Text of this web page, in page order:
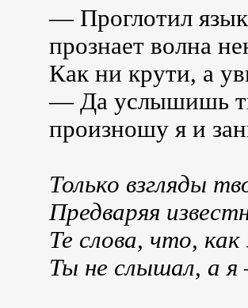
— Проглотил
прознает волна
Как ни крути, а
— Да услышишь
произношу я и
Только взгляды
Предваряя
Те слова, что,
Ты не слышал, а я